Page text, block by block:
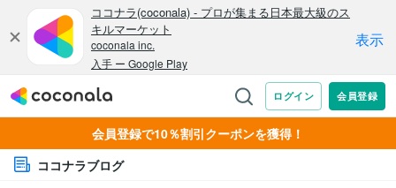
会員登録で10％割引クーポンを獲得！
ココナラブログ